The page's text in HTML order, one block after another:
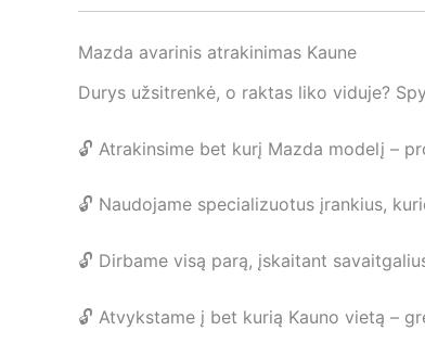
Mazda avarinis atrakinimas Kaune
Durys užsitrenkė, o raktas liko viduje?
🔓 Atrakinsime bet kurį Mazda modelį –
🔓 Naudojame specializuotus įrankius,
🔓 Dirbame visą parą, įskaitant
🔓 Atvykstame į bet kurią Kauno vietą –